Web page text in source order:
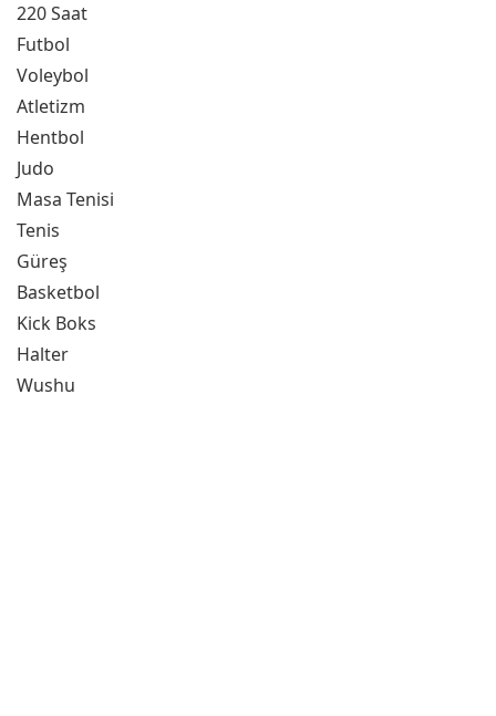
220 Saat
Futbol
Voleybol
Atletizm
Hentbol
Judo
Masa Tenisi
Tenis
Güreş
Basketbol
Kick Boks
Halter
Wushu